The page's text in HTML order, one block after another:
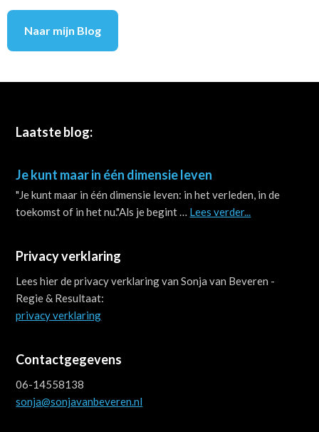
Naar mijn Blog
Footer
Laatste blog:
Je kunt maar in één dimensie leven
"Je kunt maar in één dimensie leven: in het verleden, in de
toekomst of in het nu."Als je begint … Lees verder...
in
Privacy verklaring
Lees hier de privacy verklaring van Sonja van Beveren -
Regie & Resultaat:
privacy verklaring
Contactgegevens
06-14558138
sonja@sonjavanbeveren.nl